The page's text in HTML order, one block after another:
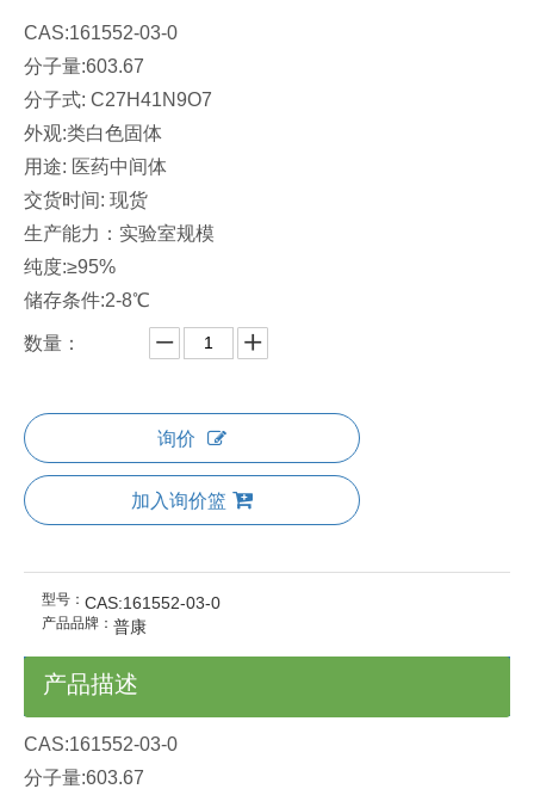
CAS:161552-03-0
分子量:603.67
分子式: C27H41N9O7
外观:类白色固体
用途: 医药中间体
交货时间: 现货
生产能力：实验室规模
纯度:≥95%
储存条件:2-8℃
数量：
询价
加入询价篮
型号： CAS:161552-03-0
产品品牌： 普康
产品描述
CAS:161552-03-0
分子量:603.67